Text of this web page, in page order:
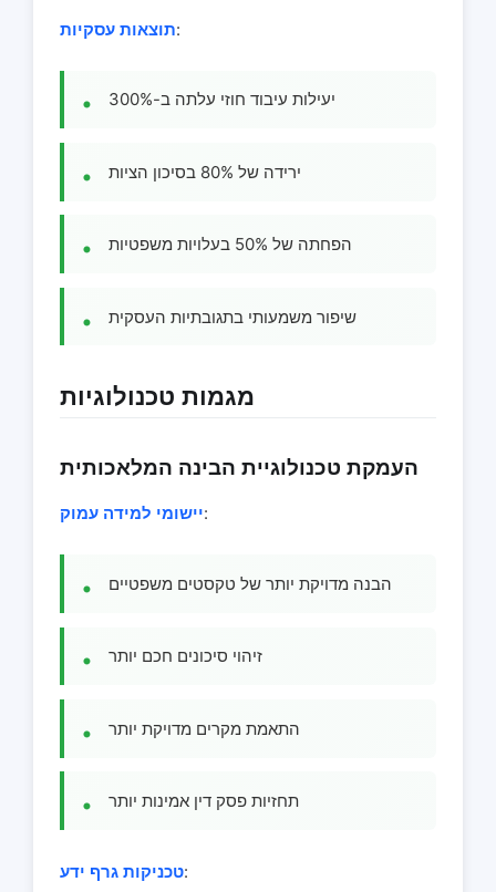
תוצאות עסקיות:
יעילות עיבוד חוזי עלתה ב-300%
ירידה של 80% בסיכון הציות
הפחתה של 50% בעלויות משפטיות
שיפור משמעותי בתגובתיות העסקית
מגמות טכנולוגיות
העמקת טכנולוגיית הבינה המלאכותית
יישומי למידה עמוק:
הבנה מדויקת יותר של טקסטים משפטיים
זיהוי סיכונים חכם יותר
התאמת מקרים מדויקת יותר
תחזיות פסק דין אמינות יותר
טכניקות גרף ידע: